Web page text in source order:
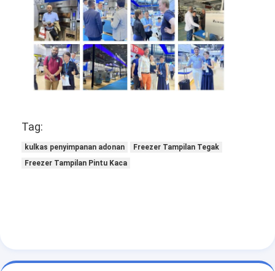
Penggiling telur komersial
Divider Rounder
Pembentuk Roti
Pemotong Roti Komersial
Penguji roti
Oven Konveksi
Tag:
kulkas penyimpanan adonan
Freezer Tampilan Tegak
Freezer Tampilan Pintu Kaca